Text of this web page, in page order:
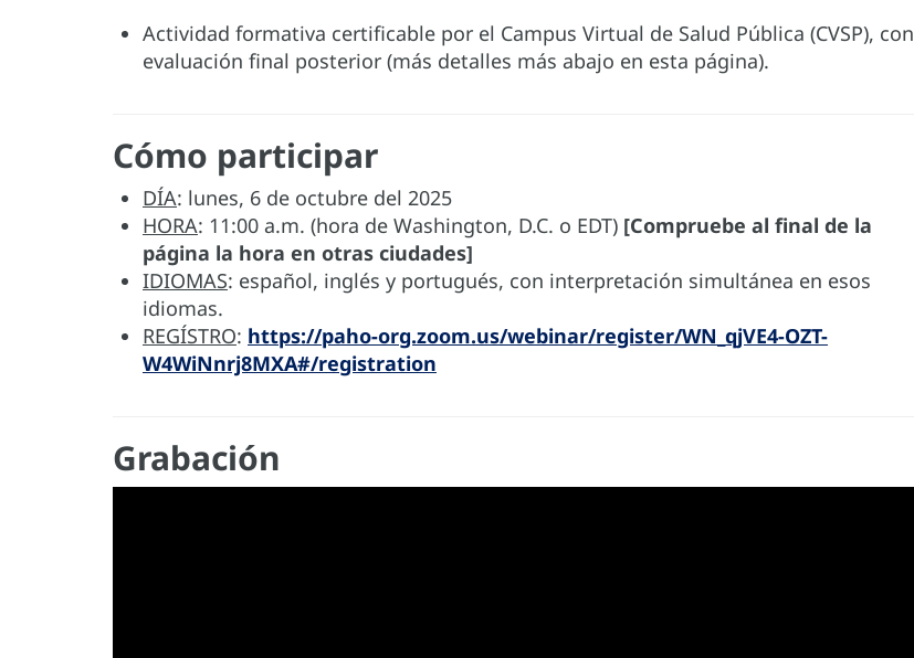
Actividad formativa certificable por el Campus Virtual de Salud Pública (CVSP), con
evaluación final posterior (más detalles más abajo en esta página).
Cómo participar
DÍA: lunes, 6 de octubre del 2025
HORA: 11:00 a.m. (hora de Washington, D.C. o EDT) [Compruebe al final de la
página la hora en otras ciudades]
IDIOMAS: español, inglés y portugués, con interpretación simultánea en esos
idiomas.
REGÍSTRO: https://paho-org.zoom.us/webinar/register/WN_qjVE4-OZT-
W4WiNnrj8MXA#/registration
Grabación